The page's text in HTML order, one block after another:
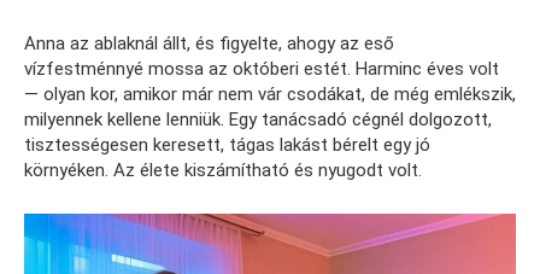
Anna az ablaknál állt, és figyelte, ahogy az eső
vízfestménnyé mossa az októberi estét. Harminc éves volt
— olyan kor, amikor már nem vár csodákat, de még emlékszik,
milyennek kellene lenniük. Egy tanácsadó cégnél dolgozott,
tisztességesen keresett, tágas lakást bérelt egy jó
környéken. Az élete kiszámítható és nyugodt volt.